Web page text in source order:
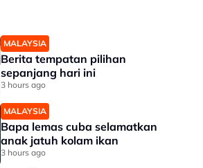
MALAYSIA
Berita tempatan pilihan
sepanjang hari ini
3 hours ago
MALAYSIA
Bapa lemas cuba selamatkan
anak jatuh kolam ikan
3 hours ago